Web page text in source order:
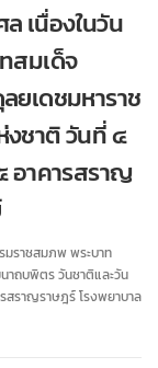
เนื่องในวัน
สมเด็จ
ยเดชมหาราช
ชาติ วันที่ ๔
อาคารสราญ
มราชสมภพ พระบาท
าถบพิตร วันชาติและวัน
ราญราษฎร์ โรงพยาบาล